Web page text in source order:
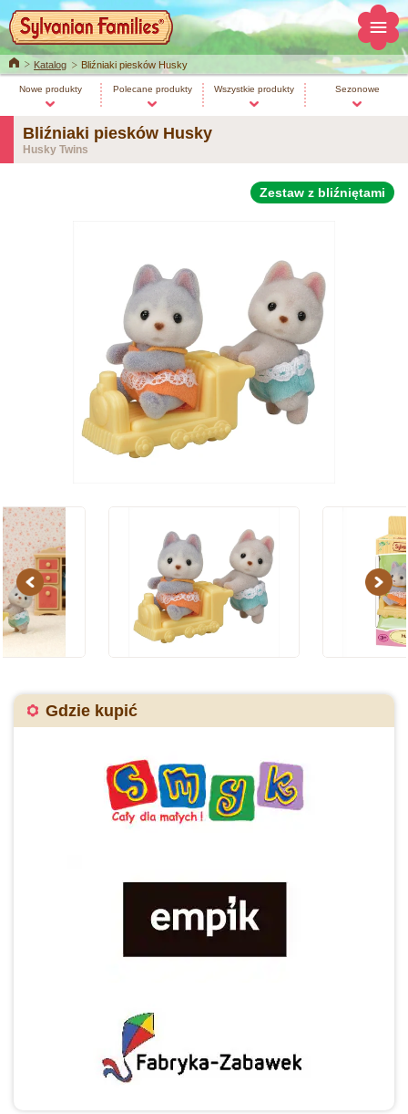
HomeKatalog Bliźniaki piesków Husky
Nowe produkty Polecane produkty Wszystkie produkty Sezonowe
Bliźniaki piesków Husky
Husky Twins
Zestaw z bliźniętami
Previous Next
Gdzie kupić